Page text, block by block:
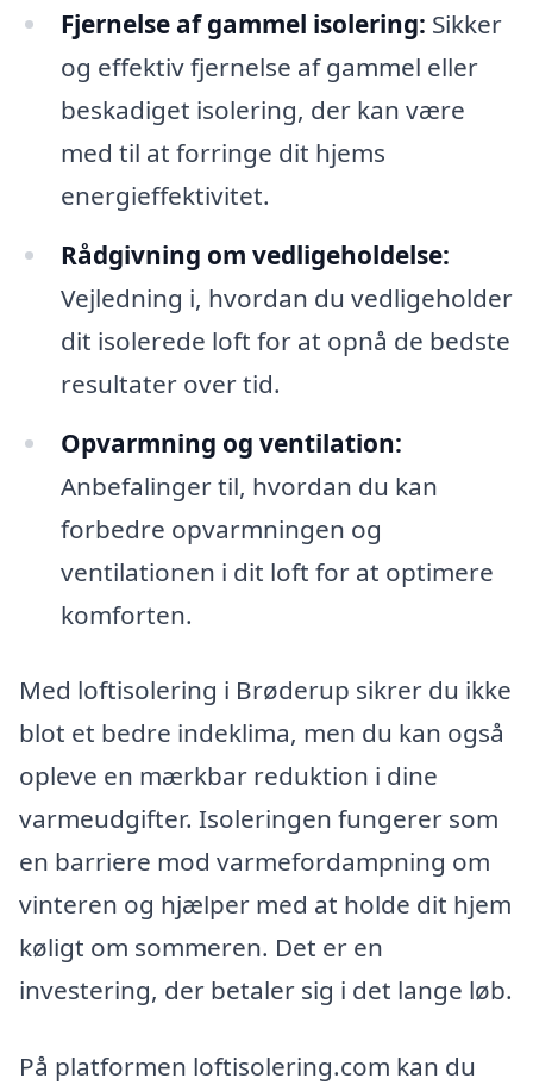
Fjernelse af gammel isolering: Sikker
og effektiv fjernelse af gammel eller
beskadiget isolering, der kan være
med til at forringe dit hjems
energieffektivitet.
Rådgivning om vedligeholdelse:
Vejledning i, hvordan du vedligeholder
dit isolerede loft for at opnå de bedste
resultater over tid.
Opvarmning og ventilation:
Anbefalinger til, hvordan du kan
forbedre opvarmningen og
ventilationen i dit loft for at optimere
komforten.
Med loftisolering i Brøderup sikrer du ikke
blot et bedre indeklima, men du kan også
opleve en mærkbar reduktion i dine
varmeudgifter. Isoleringen fungerer som
en barriere mod varmefordampning om
vinteren og hjælper med at holde dit hjem
køligt om sommeren. Det er en
investering, der betaler sig i det lange løb.
På platformen loftisolering.com kan du